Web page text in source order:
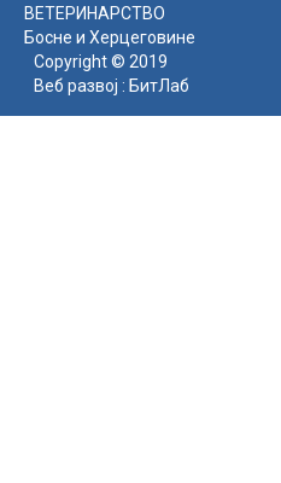
ВЕТЕРИНАРСТВО
Босне и Херцеговине
Copyright © 2019
Веб развој : БитЛаб